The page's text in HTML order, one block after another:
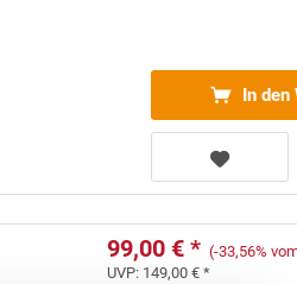
In
99,00 € * (-33,56%
UVP: 149,00 € *